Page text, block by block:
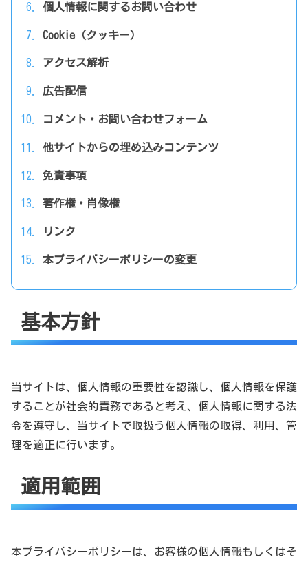
個人情報に関するお問い合わせ
Cookie（クッキー）
アクセス解析
広告配信
コメント・お問い合わせフォーム
他サイトからの埋め込みコンテンツ
免責事項
著作権・肖像権
リンク
本プライバシーポリシーの変更
基本方針
当サイトは、個人情報の重要性を認識し、個人情報を保護
することが社会的責務であると考え、個人情報に関する法
令を遵守し、当サイトで取扱う個人情報の取得、利用、管
理を適正に行います。
適用範囲
本プライバシーポリシーは、お客様の個人情報もしくはそ